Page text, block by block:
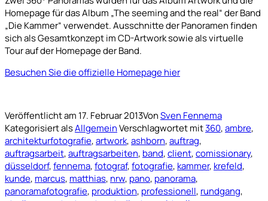
Homepage für das Album „The seeming and the real“ der Band
„Die Kammer“ verwendet. Ausschnitte der Panoramen finden
sich als Gesamtkonzept im CD-Artwork sowie als virtuelle
Tour auf der Homepage der Band.
Besuchen Sie die offizielle Homepage hier
Veröffentlicht am 17. Februar 2013VonSven Fennema
Kategorisiert alsAllgemeinVerschlagwortet mit360,ambre,
architekturfotografie,artwork,ashborn,auftrag,
auftragsarbeit,auftragsarbeiten, band,client,comissionary,
düsseldorf,fennema,fotograf,fotografie, kammer, krefeld,
kunde, marcus, matthias, nrw, pano, panorama,
panoramafotografie, produktion, professionell, rundgang,